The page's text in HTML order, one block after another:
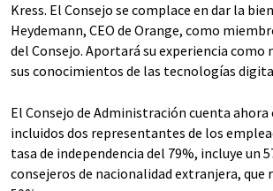
Kress. El Consejo se complace en dar la
Heydemann, CEO de Orange, como
del Consejo. Aportará su experiencia como
sus conocimientos de las tecnologías
El Consejo de Administración cuenta
incluidos dos representantes de los
tasa de independencia del 79%, incluye un
consejeros de nacionalidad extranjera, que